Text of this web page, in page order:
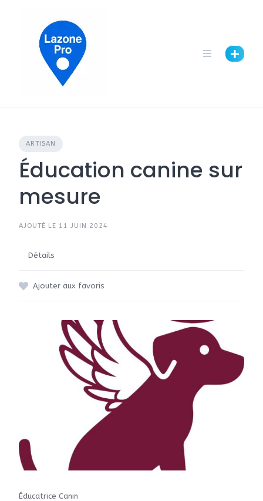
ARTISAN
Éducation canine sur
mesure
AJOUTÉ LE 11 JUIN 2024
Détails
Ajouter aux favoris
Éducatrice Canin